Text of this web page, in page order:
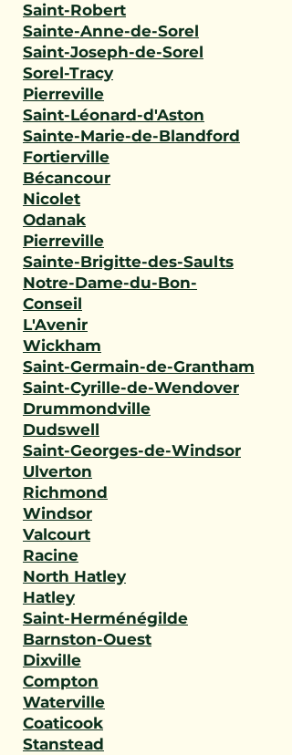
Saint-Robert
Sainte-Anne-de-Sorel
Saint-Joseph-de-Sorel
Sorel-Tracy
Pierreville
Saint-Léonard-d'Aston
Sainte-Marie-de-Blandford
Fortierville
Bécancour
Nicolet
Odanak
Pierreville
Sainte-Brigitte-des-Saults
Notre-Dame-du-Bon-
Conseil
L'Avenir
Wickham
Saint-Germain-de-Grantham
Saint-Cyrille-de-Wendover
Drummondville
Dudswell
Saint-Georges-de-Windsor
Ulverton
Richmond
Windsor
Valcourt
Racine
North Hatley
Hatley
Saint-Herménégilde
Barnston-Ouest
Dixville
Compton
Waterville
Coaticook
Stanstead